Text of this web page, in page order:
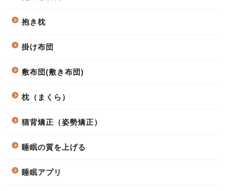
抱き枕
掛け布団
敷布団(敷き布団)
枕（まくら）
猫背矯正（姿勢矯正）
睡眠の質を上げる
睡眠アプリ